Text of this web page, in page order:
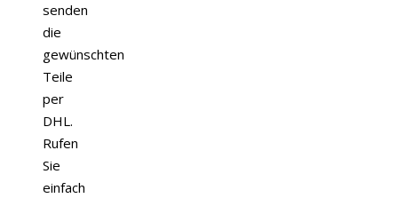
senden
die
gewünschten
Teile
per
DHL.
Rufen
Sie
einfach